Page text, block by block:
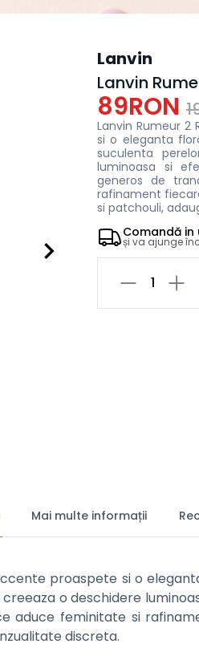
Lanvin
Lanvin
89RON
Lanvin Rumeur
si o eleganta
suculenta
luminoasa si
generos de
rafinament
si patchouli,
Comandă in
și va ajunge
1
Mai multe informații
proaspete si o
o deschidere
aduce feminitate si
discreta.